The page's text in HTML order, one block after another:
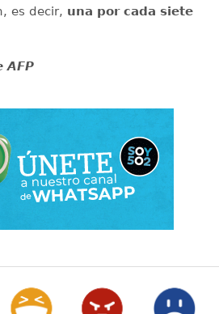
es decir, una por cada siete
AFP